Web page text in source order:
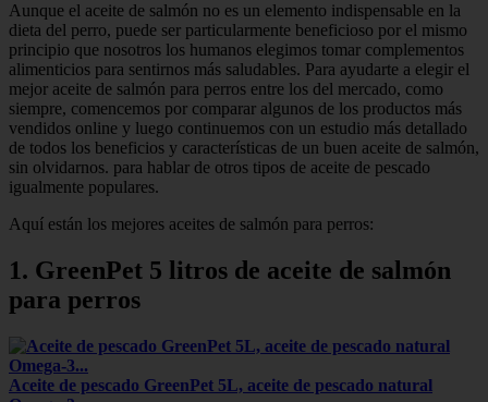
Aunque el aceite de salmón no es un elemento indispensable en la
dieta del perro, puede ser particularmente beneficioso por el mismo
principio que nosotros los humanos elegimos tomar complementos
alimenticios para sentirnos más saludables. Para ayudarte a elegir el
mejor aceite de salmón para perros entre los del mercado, como
siempre, comencemos por comparar algunos de los productos más
vendidos online y luego continuemos con un estudio más detallado
de todos los beneficios y características de un buen aceite de salmón,
sin olvidarnos. para hablar de otros tipos de aceite de pescado
igualmente populares.
Aquí están los mejores aceites de salmón para perros:
1. GreenPet 5 litros de aceite de salmón
para perros
Aceite de pescado GreenPet 5L, aceite de pescado natural